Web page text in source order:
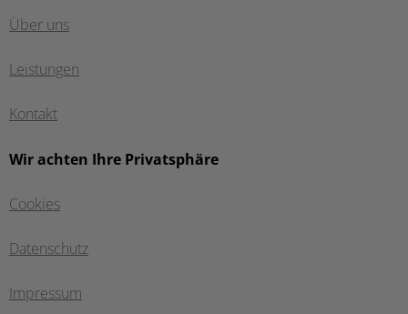
Über uns
Leistungen
Kontakt
Wir achten Ihre Privatsphäre
Cookies
Datenschutz
Impressum